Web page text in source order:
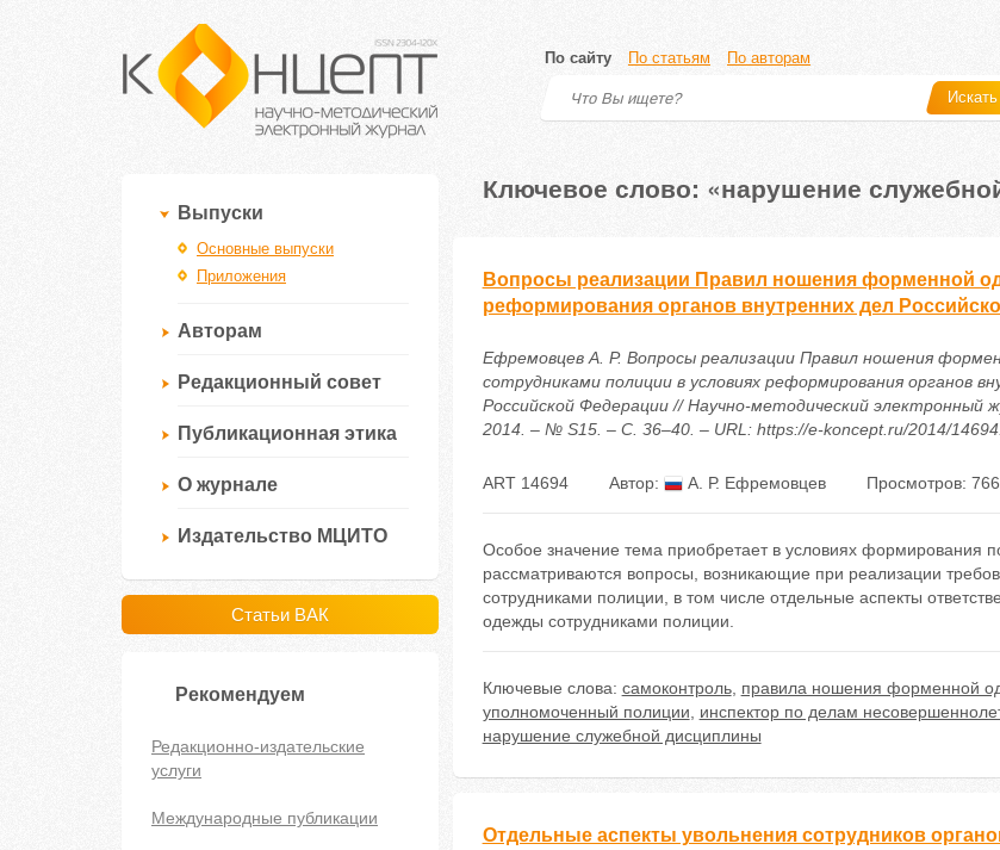
По сайту По статьям По авторам
Искать
Выпуски
Основные выпуски
Приложения
Авторам
Редакционный совет
Публикационная этика
О журнале
Издательство МЦИТО
Статьи ВАК
Рекомендуем
Редакционно-издательские
услуги
Международные публикации
Ключевое слово: «нарушение
Вопросы реализации Правил ношения форменной
реформирования органов внутренних дел
Ефремовцев А. Р. Вопросы реализации Правил ношения
сотрудниками полиции в условиях реформирования органов
Российской Федерации // Научно-методический электронный
2014. – № S15. – С. 36–40. – URL: https://e-koncept.ru/2014/
ART 14694 Автор: А. Р. Ефремовцев Просмотров:
Особое значение тема приобретает в условиях формирования
рассматриваются вопросы, возникающие при реализации
сотрудниками полиции, в том числе отдельные аспекты
одежды сотрудниками полиции.
Ключевые слова: самоконтроль, правила ношения форменной
уполномоченный полиции
инспектор по делам
нарушение служебной дисциплины
Отдельные аспекты увольнения сотрудников